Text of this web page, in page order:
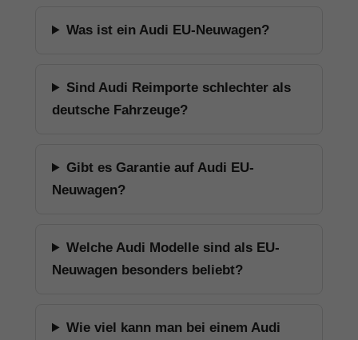
Was ist ein Audi EU-Neuwagen?
Sind Audi Reimporte schlechter als
deutsche Fahrzeuge?
Gibt es Garantie auf Audi EU-
Neuwagen?
Welche Audi Modelle sind als EU-
Neuwagen besonders beliebt?
Wie viel kann man bei einem Audi